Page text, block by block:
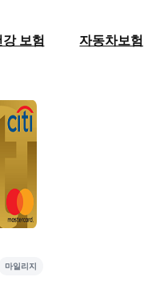
강 보험 자동차보험
마일리지